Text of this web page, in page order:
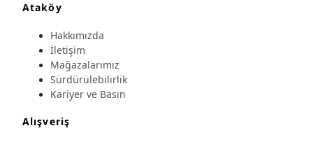
Ataköy
Hakkımızda
İletişim
Mağazalarımız
Sürdürülebilirlik
Kariyer ve Basın
Alışveriş